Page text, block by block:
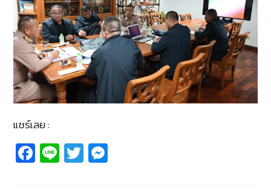
แชร์เลย :
Fa
c
Li
n
T
wi